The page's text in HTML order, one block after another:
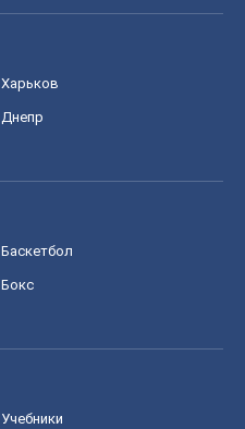
Харьков
Днепр
Баскетбол
Бокс
Учебники